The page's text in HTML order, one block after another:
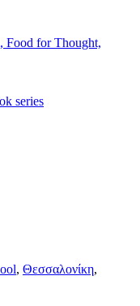
Food for Thought,
series
, Θεσσαλονίκη,